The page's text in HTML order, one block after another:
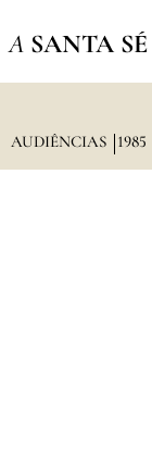
A SANTA SÉ
AUDIÊNCIAS 1985